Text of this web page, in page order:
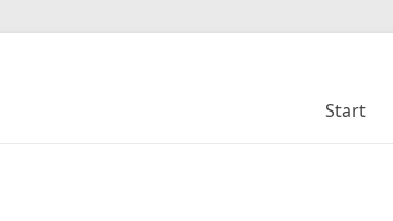
Start